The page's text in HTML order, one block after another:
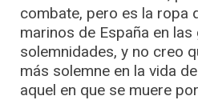
combate, pero es la ropa
marinos de España en las
solemnidades, y no creo
más solemne en la vida
aquel en que se muere